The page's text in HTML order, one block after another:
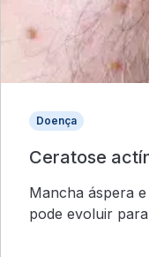
Doença
Ceratose
Mancha áspera
pode evoluir